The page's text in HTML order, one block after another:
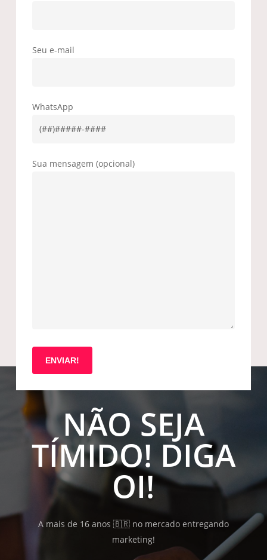
Seu e-mail
WhatsApp
Sua mensagem (opcional)
NÃO SEJA
TÍMIDO! DIGA
OI!
A mais de 16 anos 🇧🇷 no mercado entregando
marketing!